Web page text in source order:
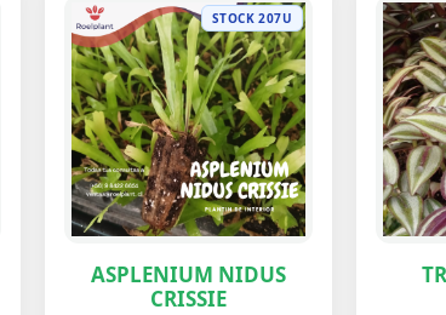
STOCK 207U
ASPLENIUM NIDUS
CRISSIE